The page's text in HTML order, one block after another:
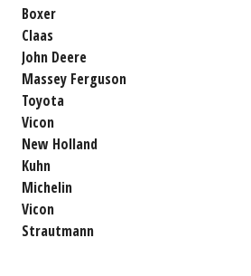
Boxer
Claas
John Deere
Massey Ferguson
Toyota
Vicon
New Holland
Kuhn
Michelin
Vicon
Strautmann